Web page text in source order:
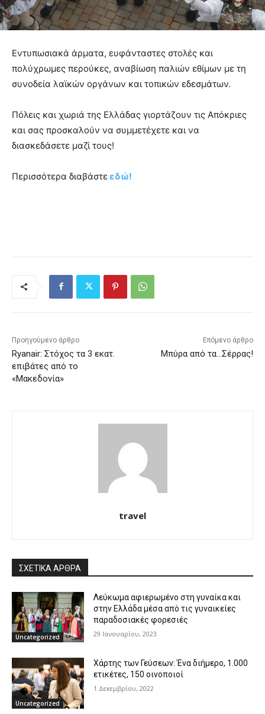
Εντυπωσιακά άρματα, ευφάνταστες στολές και
πολύχρωμες περούκες, αναβίωση παλιών εθίμων με τη
συνοδεία λαϊκών οργάνων και τοπικών εδεσμάτων.
Πόλεις και χωριά της Ελλάδας γιορτάζουν τις Απόκριες
και σας προσκαλούν να συμμετέχετε και να
διασκεδάσετε μαζί τους!
Περισσότερα διαβάστεεδώ!
Προηγούμενο άρθρο
Ryanair: Στόχος τα 3 εκατ.
επιβάτες από το
«Μακεδονία»
Επόμενο άρθρο
Μπύρα από τα…Σέρρας!
travel
ΣΧΕΤΙΚΑ ΑΡΘΡΑ
Uncategorized
Λεύκωμα αφιερωμένο στη γυναίκα και
στην Ελλάδα μέσα από τις γυναικείες
παραδοσιακές φορεσιές
29 Ιανουαρίου, 2023
Uncategorized
Χάρτης των Γεύσεων: Ένα διήμερο, 1.000
ετικέτες, 150 οινοποιοί
1 Δεκεμβρίου, 2022